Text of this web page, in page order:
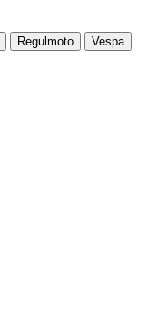
Regulmoto
Vespa